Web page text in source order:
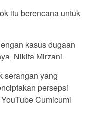
itu berencana untuk
kasus dugaan
Nikita Mirzani.
serangan yang
persepsi
Cumicumi